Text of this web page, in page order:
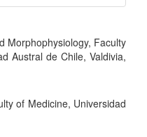
Morphophysiology, Faculty
Austral de Chile, Valdivia,
of Medicine, Universidad